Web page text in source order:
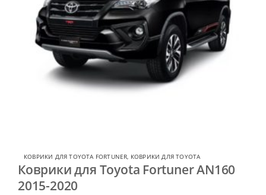
КОВРИКИ ДЛЯ TOYOTA FORTUNER КОВРИКИ ДЛЯ TOYOTA
Коврики для Toyota Fortuner AN160
2015-2020